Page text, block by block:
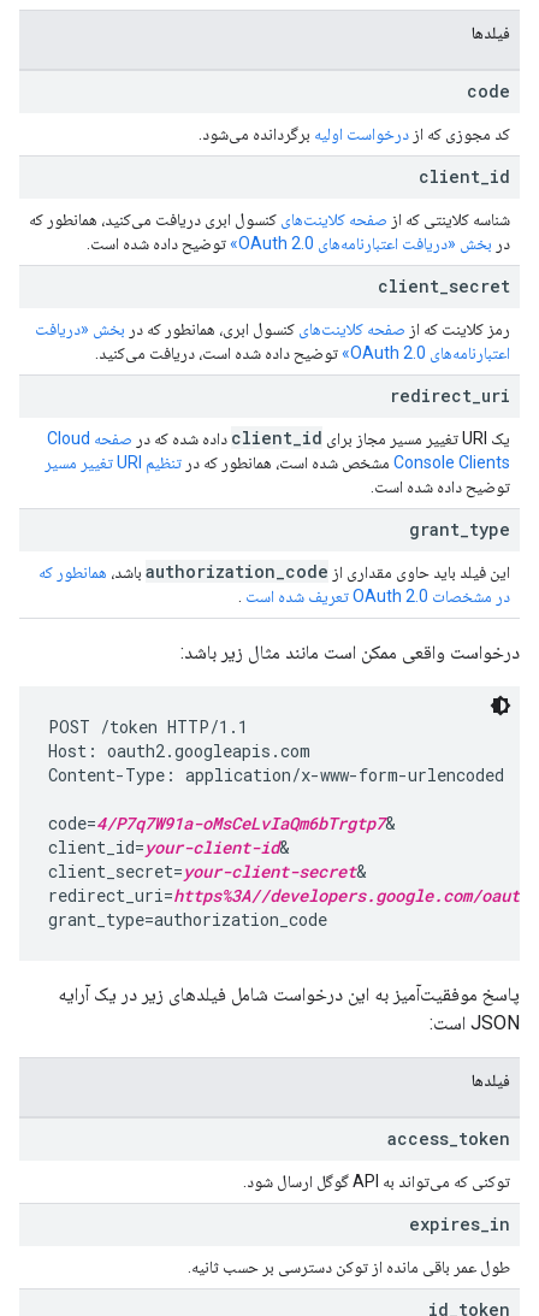
فیلدها
code
کد مجوزی که از درخواست اولیه برگردانده می‌شود.
client id
شناسه کلاینتی که از صفحه کلاینت‌های کنسول ابری دریافت می‌کنید، همانطور که
در بخش «دریافت اعتبارنامه‌های OAuth 2.0» توضیح داده شده است.
client secret
رمز کلاینت که از صفحه کلاینت‌های کنسول ابری، همانطور که در بخش «دریافت
اعتبارنامه‌های OAuth 2.0»
توضیح داده شده است، دریافت می‌کنید.
redirect uri
یک URI تغییر مسیر مجاز برای client id داده شده که در
صفحه Cloud
Console Clients مشخص شده است، همانطور که در تنظیم URI تغییر مسیر
توضیح داده شده است.
grant type
این فیلد باید حاوی مقداری از authorization code باشد، همانطور که
در مشخصات OAuth 2.0 تعریف شده است
درخواست واقعی ممکن است مانند مثال زیر باشد:
POST /token HTTP/1.1
Host: oauth2.googleapis.com
Content-Type: application/x-www-form-urlencoded
code=4/P7q7W91a-oMsCeLvIaQm6bTrgtp7&
client_id=your-client-id&
client_secret=your-client-secret&
redirect_uri=https%3A//developers.google.com/
grant_type=authorization_code
پاسخ موفقیت‌آمیز به این درخواست شامل فیلدهای زیر در یک آرایه
JSON است:
فیلدها
access token
توکنی که می‌تواند به API گوگل ارسال شود.
expires in
طول عمر باقی مانده از توکن دسترسی بر حسب ثانیه.
id token